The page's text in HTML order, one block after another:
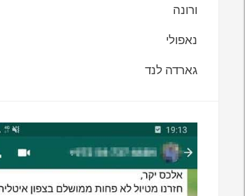
ורונה
נאפולי
גארדה לנד